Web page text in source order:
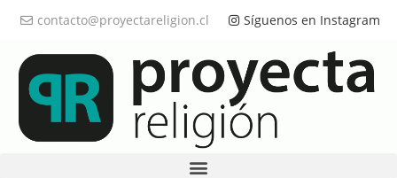
contacto@proyectareligion.cl Síguenos en Instagram